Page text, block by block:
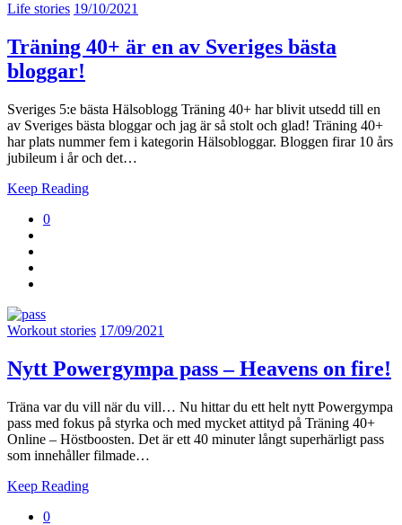
Life stories 19/10/2021
Träning 40+ är en av Sveriges bästa
bloggar!
Sveriges 5:e bästa Hälsoblogg Träning 40+ har blivit utsedd till en
av Sveriges bästa bloggar och jag är så stolt och glad! Träning 40+
har plats nummer fem i kategorin Hälsobloggar. Bloggen firar 10 års
jubileum i år och det…
Keep Reading
0
Workout stories 17/09/2021
Nytt Powergympa pass – Heavens on fire!
Träna var du vill när du vill… Nu hittar du ett helt nytt Powergympa
pass med fokus på styrka och med mycket attityd på Träning 40+
Online – Höstboosten. Det är ett 40 minuter långt superhärligt pass
som innehåller filmade…
Keep Reading
0